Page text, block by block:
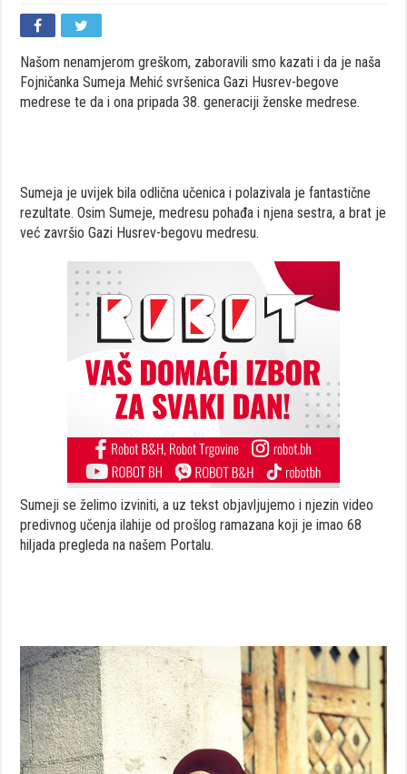
Našom nenamjerom greškom, zaboravili smo kazati i da je naša
Fojničanka Sumeja Mehić svršenica Gazi Husrev-begove
medrese te da i ona pripada 38. generaciji ženske medrese.
Sumeja je uvijek bila odlična učenica i polazivala je fantastične
rezultate. Osim Sumeje, medresu pohađa i njena sestra, a brat je
već završio Gazi Husrev-begovu medresu.
Sumeji se želimo izviniti, a uz tekst objavljujemo i njezin video
predivnog učenja ilahije od prošlog ramazana koji je imao 68
hiljada pregleda na našem Portalu.